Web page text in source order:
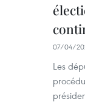
07/04/
Les